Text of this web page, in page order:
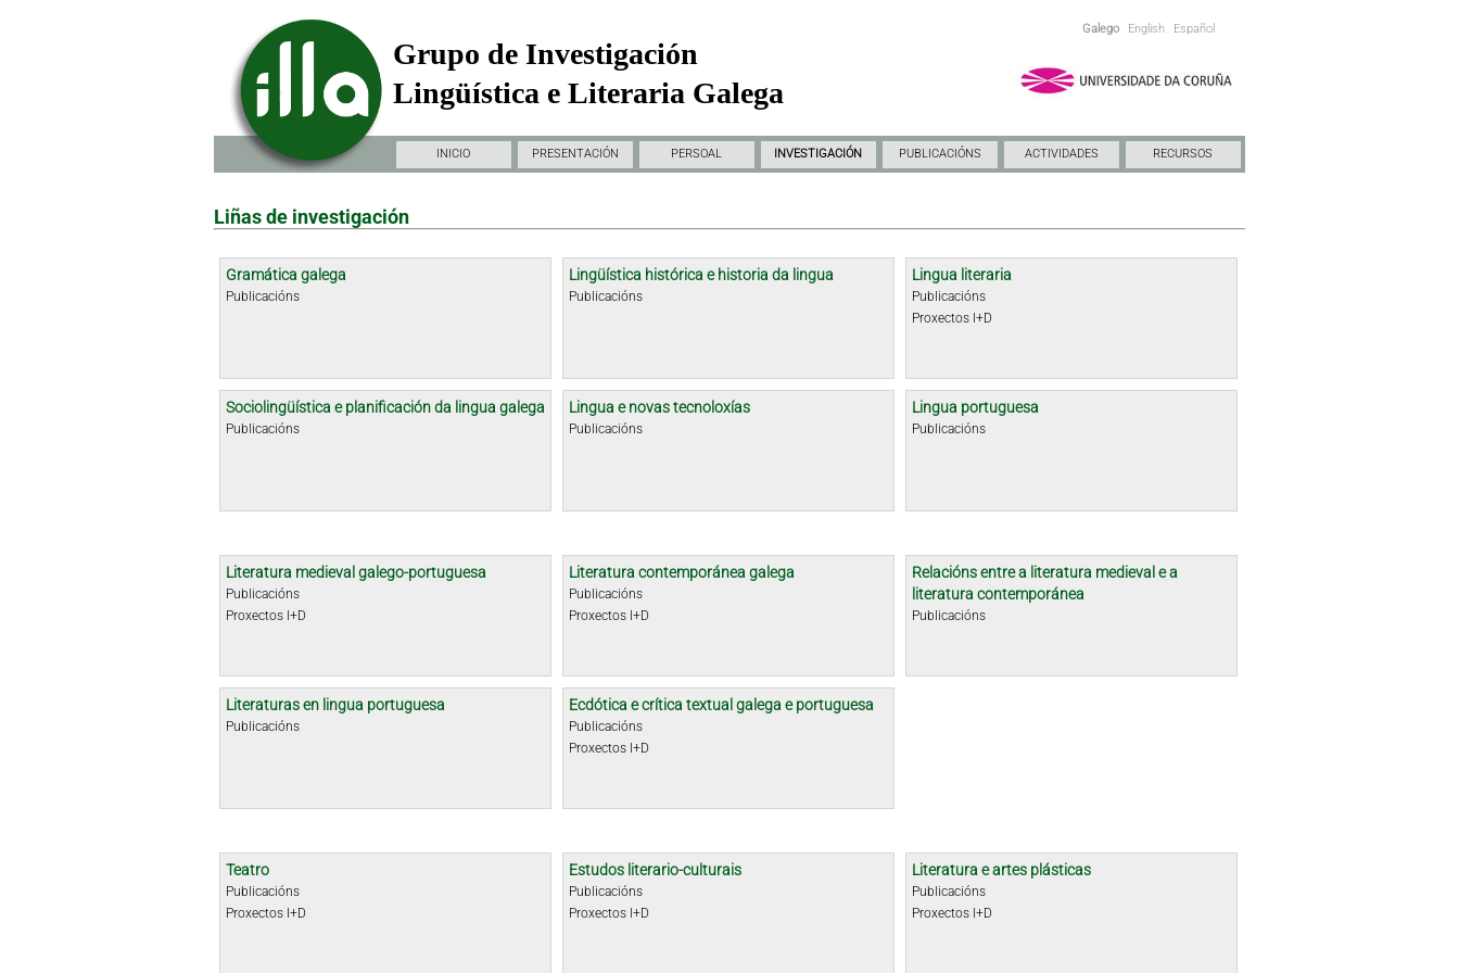
Galego English Español
Grupo de Investigación
Lingüística e Literaria Galega
INICIO PRESENTACIÓN PERSOAL INVESTIGACIÓN PUBLICACIÓNS ACTIVIDADES RECURSOS
Liñas de investigación
Gramática galega
Publicacións
Lingüística histórica e historia da lingua
Publicacións
Lingua literaria
Publicacións
Proxectos I+D
Sociolingüística e planificación da lingua galega
Publicacións
Lingua e novas tecnoloxías
Publicacións
Lingua portuguesa
Publicacións
Literatura medieval galego-portuguesa
Publicacións
Proxectos I+D
Literatura contemporánea galega
Publicacións
Proxectos I+D
Relacións entre a literatura medieval e a
literatura contemporánea
Publicacións
Literaturas en lingua portuguesa
Publicacións
Ecdótica e crítica textual galega e portuguesa
Publicacións
Proxectos I+D
Teatro
Publicacións
Proxectos I+D
Estudos literario-culturais
Publicacións
Proxectos I+D
Literatura e artes plásticas
Publicacións
Proxectos I+D